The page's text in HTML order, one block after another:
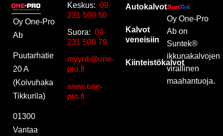
Oy One-Pro
Ab
Puutarhatie
20 A
(Koivuhaka
Tikkurila)
01300
Vantaa
Keskus:09
231 500 50
Suora:09
231 500 79
myynti@one-
pro.fi
www.one-
pro.fi
Autokalvot
Kalvot
veneisiin
Kiinteistökalvot
Oy One-Pro
Ab on
Suntek®
ikkunakalvojen
virallinen
maahantuoja.